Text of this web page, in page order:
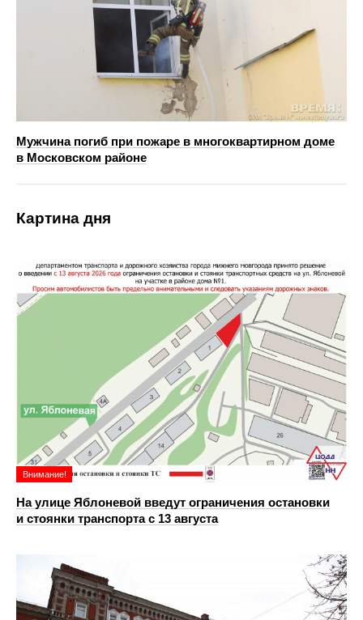
Мужчина погиб при пожаре в многоквартирном доме
в Московском районе
Картина дня
Внимание!
На улице Яблоневой введут ограничения остановки
и стоянки транспорта с 13 августа